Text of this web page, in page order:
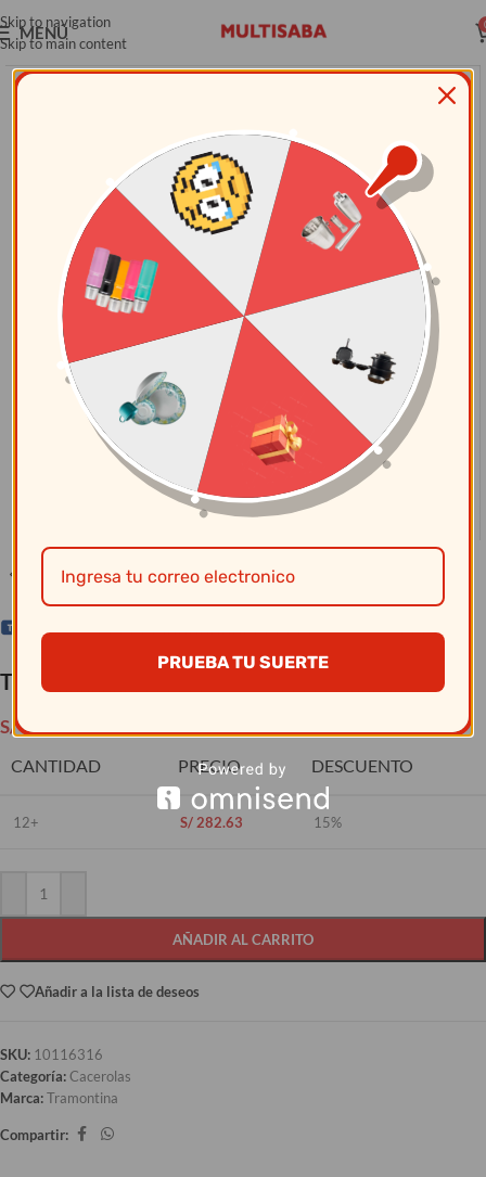
Skip to navigation
Skip to main content
MENÚ
Tramontina – Cacerola N° 24 Profesional
S/332.50
CANTIDAD PRECIO DESCUENTO
12+ S/ 282.63 15%
AÑADIR AL CARRITO
Añadir a la lista de deseos
SKU: 10116316
Categoría:Cacerolas
Marca:Tramontina
Compartir:
PRUEBA TU SUERTE